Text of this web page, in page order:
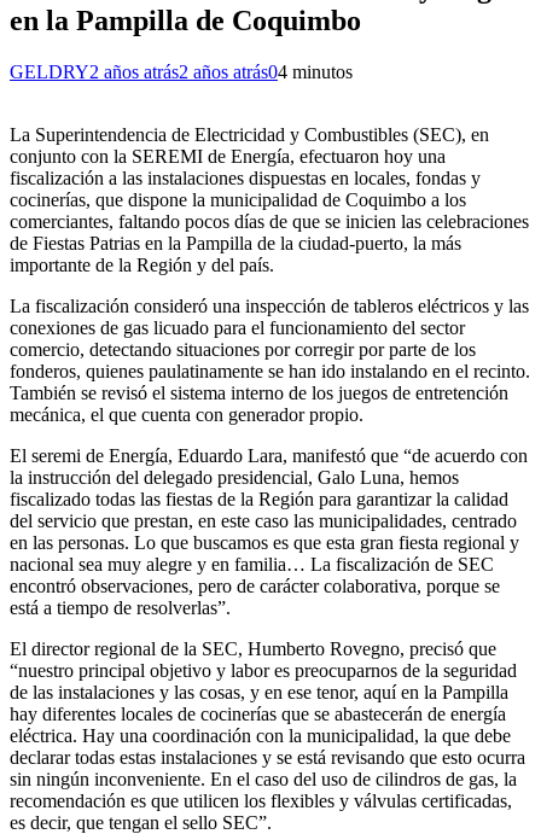
en la Pampilla de Coquimbo
GELDRY2 años atrás2 años atrás04 minutos
La Superintendencia de Electricidad y Combustibles (SEC), en
conjunto con la SEREMI de Energía, efectuaron hoy una
fiscalización a las instalaciones dispuestas en locales, fondas y
cocinerías, que dispone la municipalidad de Coquimbo a los
comerciantes, faltando pocos días de que se inicien las celebraciones
de Fiestas Patrias en la Pampilla de la ciudad-puerto, la más
importante de la Región y del país.
La fiscalización consideró una inspección de tableros eléctricos y las
conexiones de gas licuado para el funcionamiento del sector
comercio, detectando situaciones por corregir por parte de los
fonderos, quienes paulatinamente se han ido instalando en el recinto.
También se revisó el sistema interno de los juegos de entretención
mecánica, el que cuenta con generador propio.
El seremi de Energía, Eduardo Lara, manifestó que “de acuerdo con
la instrucción del delegado presidencial, Galo Luna, hemos
fiscalizado todas las fiestas de la Región para garantizar la calidad
del servicio que prestan, en este caso las municipalidades, centrado
en las personas. Lo que buscamos es que esta gran fiesta regional y
nacional sea muy alegre y en familia… La fiscalización de SEC
encontró observaciones, pero de carácter colaborativa, porque se
está a tiempo de resolverlas”.
El director regional de la SEC, Humberto Rovegno, precisó que
“nuestro principal objetivo y labor es preocuparnos de la seguridad
de las instalaciones y las cosas, y en ese tenor, aquí en la Pampilla
hay diferentes locales de cocinerías que se abastecerán de energía
eléctrica. Hay una coordinación con la municipalidad, la que debe
declarar todas estas instalaciones y se está revisando que esto ocurra
sin ningún inconveniente. En el caso del uso de cilindros de gas, la
recomendación es que utilicen los flexibles y válvulas certificadas,
es decir, que tengan el sello SEC”.